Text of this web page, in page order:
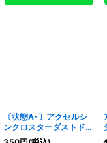
〔状態A-〕アクセルシ
ンクロスターダストドラ
ゴン【ウルトラ】